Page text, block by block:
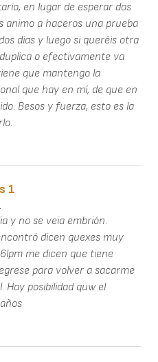
en lugar de esperar dos
animo a haceros una prueba
días y luego si queréis otra
o efectivamente va
que mantengo la
que hay en mí, de que en
Besos y fuerza, esto es la
1
y no se veia embrión.
dicen quexes muy
me dicen que tiene
para volver a sacarme
Hay posibilidad quw el